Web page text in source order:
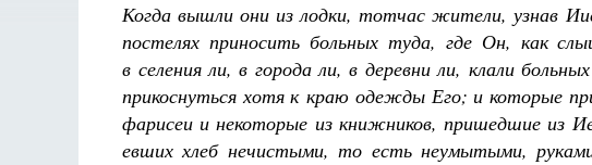
Когда вышли они из лодки, тотчас жители, узнав
постелях приносить больных туда, где Он, как
в селения ли, в города ли, в деревни ли, клали
прикоснуться хотя к краю одежды Его; и которые
фарисеи и некоторые из книжников, пришедшие из
евших хлеб нечистыми, то есть неумытыми,